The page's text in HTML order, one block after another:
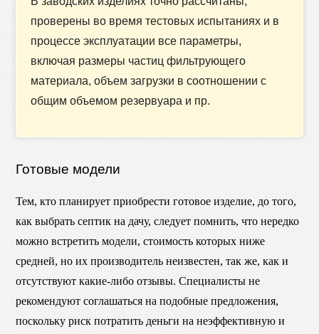
проверены во время тестовых испытаниях и в
процессе эксплуатации все параметры,
включая размеры частиц фильтрующего
материала, объем загрузки в соотношении с
общим объемом резервуара и пр.
Готовые модели
Тем, кто планирует приобрести готовое изделие, до того,
как выбрать септик на дачу, следует помнить, что нередко
можно встретить модели, стоимость которых ниже
средней, но их производитель неизвестен, так же, как и
отсутствуют какие-либо отзывы. Специалисты не
рекомендуют соглашаться на подобные предложения,
поскольку риск потратить деньги на неэффективную и